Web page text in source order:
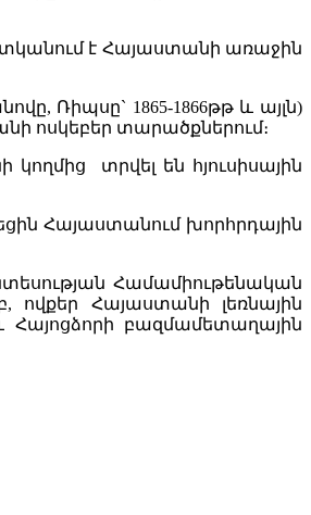
է Հայաստանի առաջին
Ռիպսը` 1865-1866թթ և այլն)
ոսկեբեր տարածքներում։
տրվել են հյուսիսային
Հայաստանում խորհրդային
Համամիութենական
ովքեր Հայաստանի լեռնային
Հայոցձորի բազմամետաղային